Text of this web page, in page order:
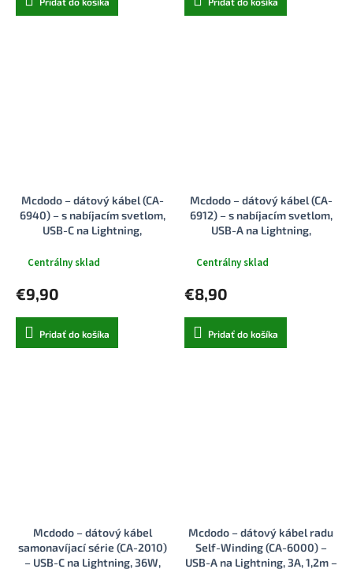
Mcdodo – dátový kábel (CA-
6940) – s nabíjacím svetlom,
USB-C na Lightning,
čierny
Centrálny sklad
€9,90
Pridať do košíka
Mcdodo – dátový kábel (CA-
6912) – s nabíjacím svetlom,
USB-A na Lightning,
biely
Centrálny sklad
€8,90
Pridať do košíka
Mcdodo – dátový kábel
samonavíjací série (CA-2010)
– USB-C na Lightning, 36W,
Mcdodo – dátový kábel radu
Self-Winding (CA-6000) –
USB-A na Lightning, 3A, 1,2m –